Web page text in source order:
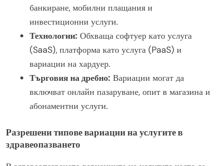
банкиране, мобилни плащания и
инвестиционни услуги.
Технологии: Обхваща софтуер като услуга
(SaaS), платформа като услуга (PaaS) и
вариации на хардуер.
Търговия на дребно: Вариации могат да
включват онлайн пазаруване, опит в магазина и
абонаментни услуги.
Разрешени типове вариации на услугите в
здравеопазването